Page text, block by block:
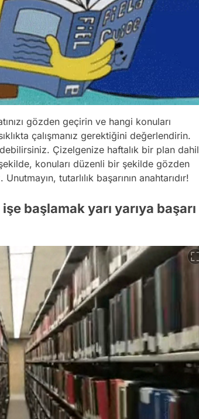
gözden geçirin ve hangi konuları
çalışmanız gerektiğini değerlendirin.
Çizelgenize haftalık bir plan dahil
konuları düzenli bir şekilde gözden
tutarlılık başarının anahtarıdır!
başlamak yarı yarıya başarı